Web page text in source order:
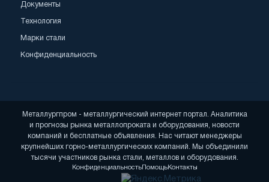
Документы
Технология
Марки стали
Конфиденциальность
Металлургпром - металлургический интернет портал. Аналитика
и прогнозы рынка металлопроката и оборудования, новости
компаний и бесплатные объявления. Нас читают менеджеры
крупнейших горно-металлургических компаний. Мы объединили
тысячи участников рынка стали, металлов и оборудования.
КонфиденциальностьПомощьКонтакты